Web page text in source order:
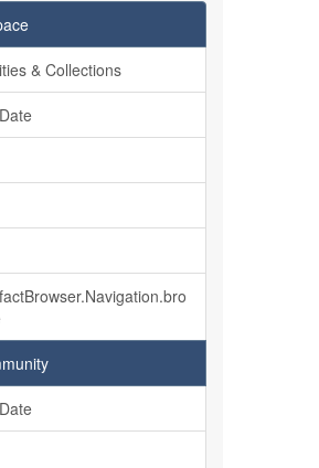
& Collections